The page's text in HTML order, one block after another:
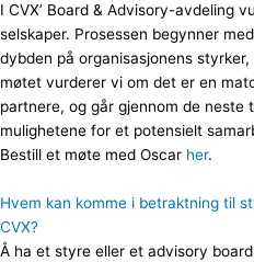
I CVX’ Board & Advisory-avdeling
selskaper. Prosessen begynner
dybden på organisasjonens
møtet vurderer vi om det er en
partnere, og går gjennom de neste
mulighetene for et potensielt
Bestill et møte med Oscar her.
Hvem kan komme i betraktning til
CVX?
Å ha et styre eller et advisory